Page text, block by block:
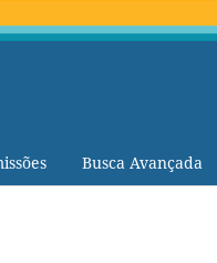
Busca Avançada